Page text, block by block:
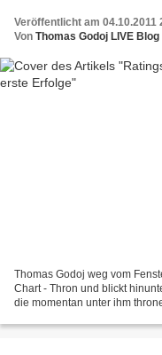
Veröffentlicht am 04.10.2011
Von Thomas Godoj LIVE Blog
Thomas Godoj weg vom
Chart - Thron und blickt
die momentan unter ihm